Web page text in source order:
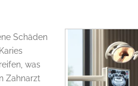
Schäden
was
Zahnarzt